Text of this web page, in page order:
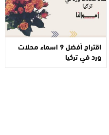
اقتراح أفضل 9 اسماء محلات
ورد في تركيا